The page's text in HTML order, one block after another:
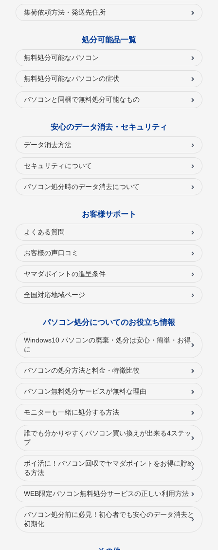
集荷依頼方法・発送先住所
処分可能品一覧
無料処分可能なパソコン
無料処分可能なパソコンの症状
パソコンと同梱で無料処分可能なもの
安心のデータ消去・セキュリティ
データ消去方法
セキュリティについて
パソコン処分時のデータ消去について
お客様サポート
よくある質問
お客様の声口コミ
ヤマダポイントの進呈条件
全国対応地域ページ
パソコン処分についてのお役立ち情報
Windows10 パソコンの廃棄・処分は安心・簡単・お得
に
パソコンの処分方法と料金・特徴比較
パソコン無料処分サービスが無料な理由
モニターも一緒に処分する方法
誰でも分かりやすくパソコン買い換えが出来る4ステッ
プ
ポイ活に！パソコン回収でヤマダポイントをお得に貯め
る方法
WEB限定パソコン無料処分サービスの正しい利用方法
パソコン処分前に必見！初心者でも安心のデータ消去と
初期化